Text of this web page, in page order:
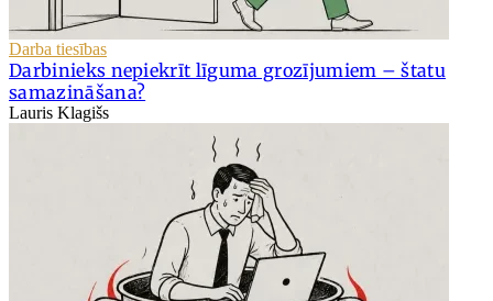
Darba tiesības
Darbinieks nepiekrīt līguma grozījumiem – štatu
samazināšana?
Lauris Klagišs